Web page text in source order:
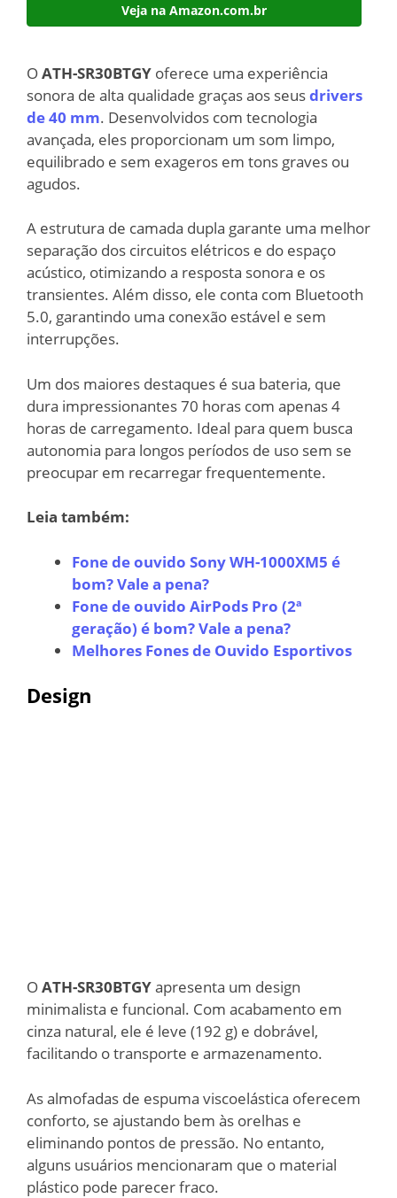
Veja na Amazon.com.br
OATH-SR30BTGY oferece uma experiência
sonora de alta qualidade graças aos seusdrivers
de 40 mm. Desenvolvidos com tecnologia
avançada, eles proporcionam um som limpo,
equilibrado e sem exageros em tons graves ou
agudos.
A estrutura de camada dupla garante uma melhor
separação dos circuitos elétricos e do espaço
acústico, otimizando a resposta sonora e os
transientes. Além disso, ele conta com Bluetooth
5.0, garantindo uma conexão estável e sem
interrupções.
Um dos maiores destaques é sua bateria, que
dura impressionantes 70 horas com apenas 4
horas de carregamento. Ideal para quem busca
autonomia para longos períodos de uso sem se
preocupar em recarregar frequentemente.
Leia também:
Fone de ouvido Sony WH-1000XM5 é
bom? Vale a pena?
Fone de ouvido AirPods Pro (2ª
geração) é bom? Vale a pena?
Melhores Fones de Ouvido Esportivos
Design
OATH-SR30BTGYapresenta um design
minimalista e funcional. Com acabamento em
cinza natural, ele é leve (192 g) e dobrável,
facilitando o transporte e armazenamento.
As almofadas de espuma viscoelástica oferecem
conforto, se ajustando bem às orelhas e
eliminando pontos de pressão. No entanto,
alguns usuários mencionaram que o material
plástico pode parecer fraco.